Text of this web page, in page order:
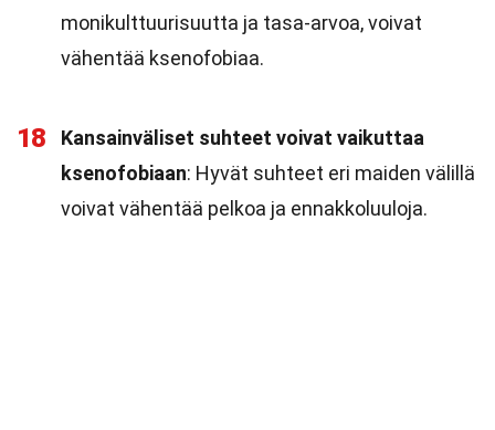
monikulttuurisuutta ja tasa-arvoa, voivat
vähentää ksenofobiaa.
18
Kansainväliset suhteet voivat vaikuttaa
ksenofobiaan: Hyvät suhteet eri maiden välillä
voivat vähentää pelkoa ja ennakkoluuloja.